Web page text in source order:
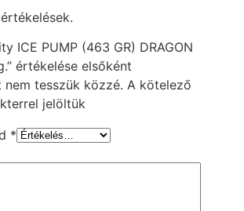
ICE PUMP (463 GR) DRAGON
értékelése elsőként
tesszük közzé. A kötelező
jelöltük
*